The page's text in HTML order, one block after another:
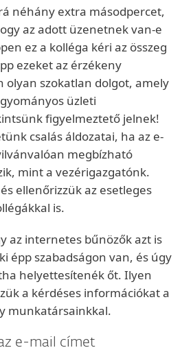
néhány extra másodpercet,
az adott üzenetnek van-e
ez a kolléga kéri az összeg
ezeket az érzékeny
olyan szokatlan dolgot, amely
üzleti
figyelmeztető jelnek!
csalás áldozatai, ha az e-
megbízható
mint a vezérigazgatónk.
ellenőrizzük az esetleges
is.
az internetes bűnözők azt is
épp szabadságon van, és úgy
helyettesítenék őt. Ilyen
a kérdéses információkat a
munkatársainkkal.
e-mail címet